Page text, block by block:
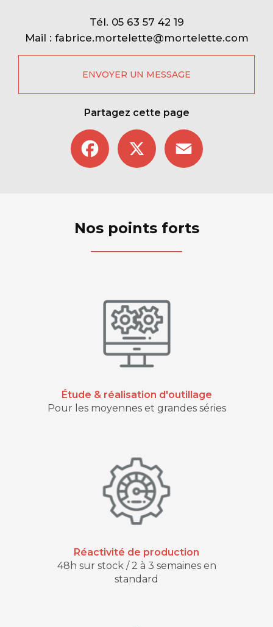
Tél. 05 63 57 42 19
Mail : fabrice.mortelette@mortelette.com
ENVOYER UN MESSAGE
Partagez cette page
Facebook
Nos points forts
Étude & réalisation d'outillage
Pour les moyennes et grandes séries
Réactivité de production
48h sur stock / 2 à 3 semaines en
standard